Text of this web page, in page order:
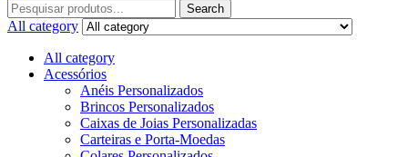
Search
All category
All category
Acessórios
Anéis Personalizados
Brincos Personalizados
Caixas de Joias Personalizadas
Carteiras e Porta-Moedas